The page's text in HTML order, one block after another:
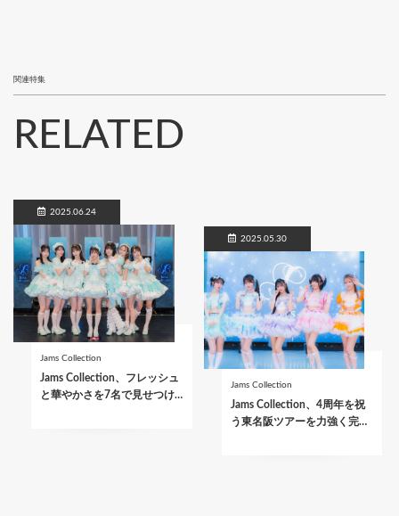
関連特集
RELATED
2025.06.24
Jams Collection
Jams Collection、フレッシュ
と華やかさを7名で見せつけ…
2025.05.30
Jams Collection
Jams Collection、4周年を祝
う東名阪ツアーを力強く完…